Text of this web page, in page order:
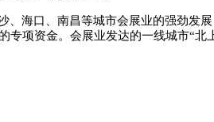
海口、南昌等城市会展业的强劲发
项资金。会展业发达的一线城市“